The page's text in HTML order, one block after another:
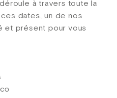
à travers toute la
dates, un de nos
et présent pour vous